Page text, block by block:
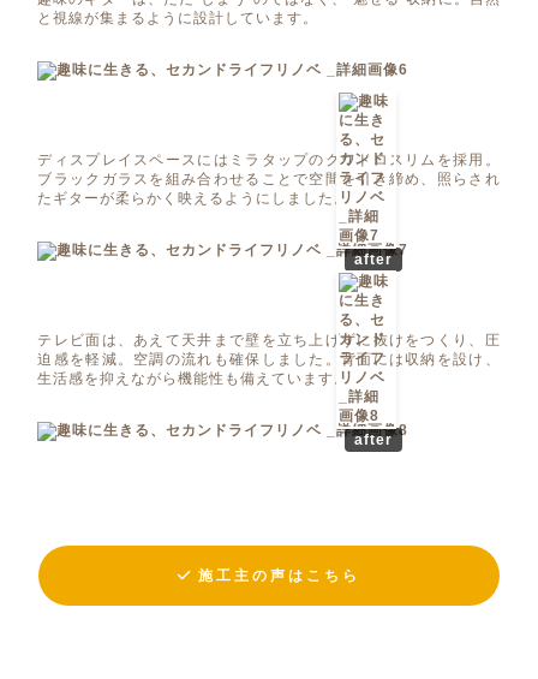
と視線が集まるように設計しています。
ディスプレイスペースにはミラタップのクワドロスリムを採用。
ブラックガラスを組み合わせることで空間を引き締め、照らされ
たギターが柔らかく映えるようにしました。
after
テレビ面は、あえて天井まで壁を立ち上げずに抜けをつくり、圧
迫感を軽減。空調の流れも確保しました。背面には収納を設け、
生活感を抑えながら機能性も備えています。
after
施工主の声はこちら